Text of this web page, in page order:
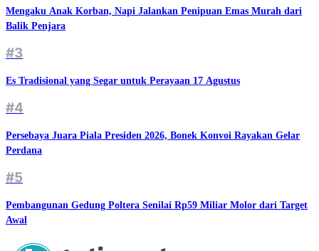
Mengaku Anak Korban, Napi Jalankan Penipuan Emas Murah dari
Balik Penjara
#3
Es Tradisional yang Segar untuk Perayaan 17 Agustus
#4
Persebaya Juara Piala Presiden 2026, Bonek Konvoi Rayakan Gelar
Perdana
#5
Pembangunan Gedung Poltera Senilai Rp59 Miliar Molor dari Target
Awal